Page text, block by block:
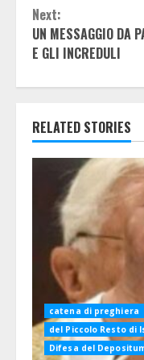
Next:
UN MESSAGGIO DA
E GLI INCREDULI
RELATED STORIES
catena di preghiera
del Piccolo Resto di
Difesa del